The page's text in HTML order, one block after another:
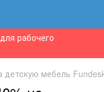
рабочего
детскую мебель